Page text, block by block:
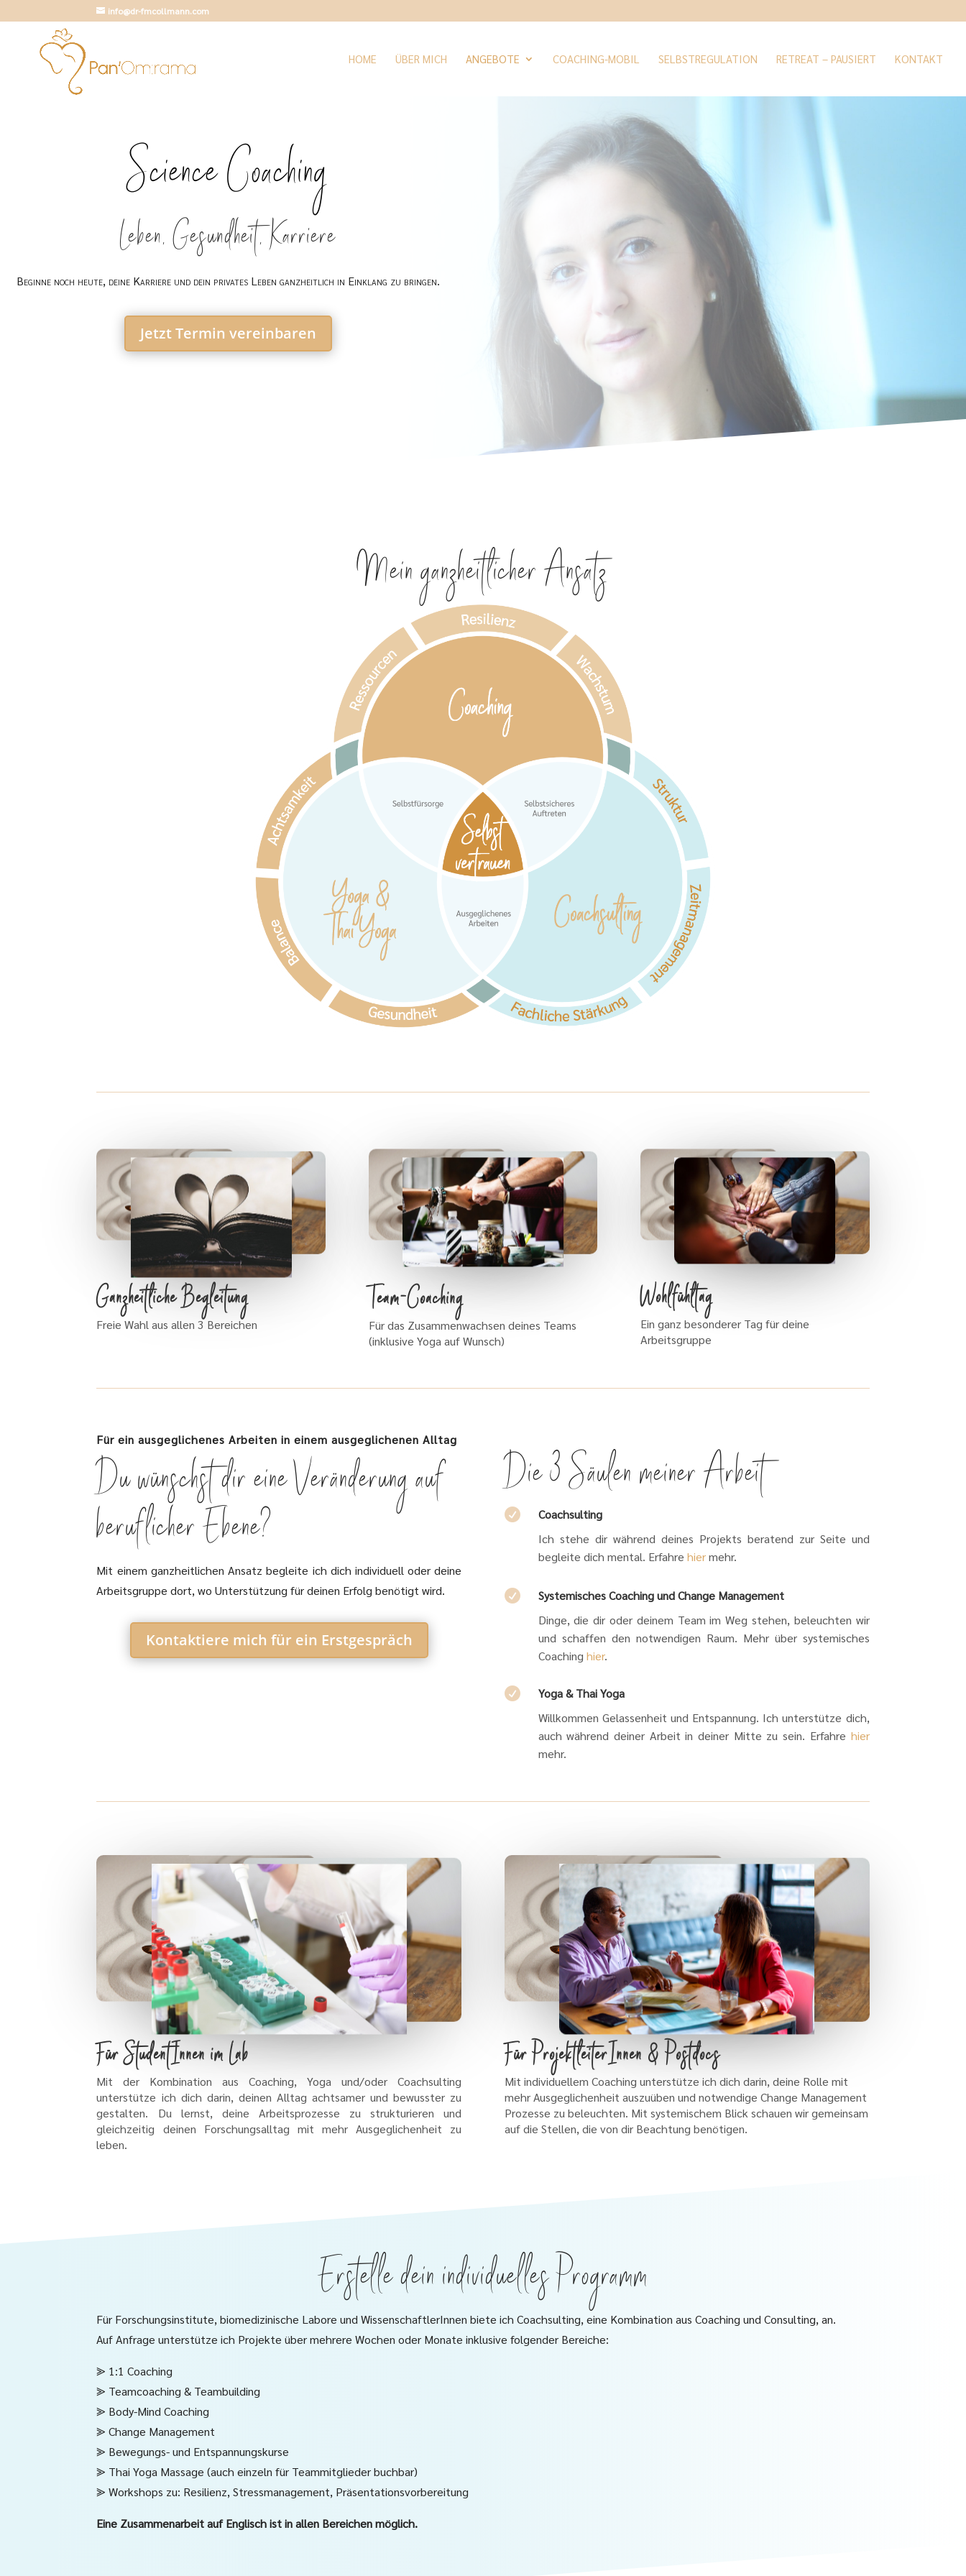
info@dr-fmcollmann.com
HOME ÜBER MICH ANGEBOTE COACHING-MOBIL SELBSTREGULATION RETREAT – PAUSIERT KONTAKT
Science Coaching
Leben, Gesundheit, Karriere
Beginne noch heute, deine Karriere und dein privates Leben ganzheitlich in Einklang zu bringen.
Jetzt Termin vereinbaren
Mein ganzheitlicher Ansatz
Ganzheitliche Begleitung
Freie Wahl aus allen 3 Bereichen
Team-Coaching
Für das Zusammenwachsen deines Teams
(inklusive Yoga auf Wunsch)
Wohlfühltag
Ein ganz besonderer Tag für deine
Arbeitsgruppe
Für ein ausgeglichenes Arbeiten in einem ausgeglichenen Alltag
Du wünschst dir eine Veränderung auf
beruflicher Ebene?
Mit einem ganzheitlichen Ansatz begleite ich dich individuell oder deine
Arbeitsgruppe dort, wo Unterstützung für deinen Erfolg benötigt wird.
Kontaktiere mich für ein Erstgespräch
Die 3 Säulen meiner Arbeit

Coachsulting
Ich stehe dir während deines Projekts beratend zur Seite und
begleite dich mental. Erfahre hiermehr.

Systemisches Coaching und Change Management
Dinge, die dir oder deinem Team im Weg stehen, beleuchten wir
und schaffen den notwendigen Raum. Mehr über systemisches
Coaching hier.

Yoga & Thai Yoga
Willkommen Gelassenheit und Entspannung. Ich unterstütze dich,
auch während deiner Arbeit in deiner Mitte zu sein. Erfahre hier
mehr.
Für StudentInnen im Lab
Mit der Kombination aus Coaching, Yoga und/oder Coachsulting
unterstütze ich dich darin, deinen Alltag achtsamer und bewusster zu
gestalten. Du lernst, deine Arbeitsprozesse zu strukturieren und
gleichzeitig deinen Forschungsalltag mit mehr Ausgeglichenheit zu
leben.
Für ProjektleiterInnen & Postdocs
Mit individuellem Coaching unterstütze ich dich darin, deine Rolle mit
mehr Ausgeglichenheit auszuüben und notwendige Change Management
Prozesse zu beleuchten. Mit systemischem Blick schauen wir gemeinsam
auf die Stellen, die von dir Beachtung benötigen.
Erstelle dein individuelles Programm
Für Forschungsinstitute, biomedizinische Labore und WissenschaftlerInnen biete ich Coachsulting, eine Kombination aus Coaching und Consulting, an.
Auf Anfrage unterstütze ich Projekte über mehrere Wochen oder Monate inklusive folgender Bereiche:
⪢ 1:1 Coaching
⪢ Teamcoaching & Teambuilding
⪢ Body-Mind Coaching
⪢ Change Management
⪢ Bewegungs- und Entspannungskurse
⪢ Thai Yoga Massage (auch einzeln für Teammitglieder buchbar)
⪢ Workshops zu: Resilienz, Stressmanagement, Präsentationsvorbereitung
Eine Zusammenarbeit auf Englisch ist in allen Bereichen möglich.